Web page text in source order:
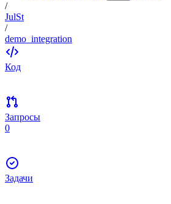
/
JulSt
/
demo_integration
Код
Запросы
0
Задачи